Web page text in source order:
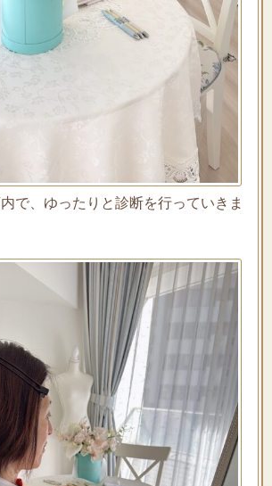
で、ゆったりと診断を行っていきま